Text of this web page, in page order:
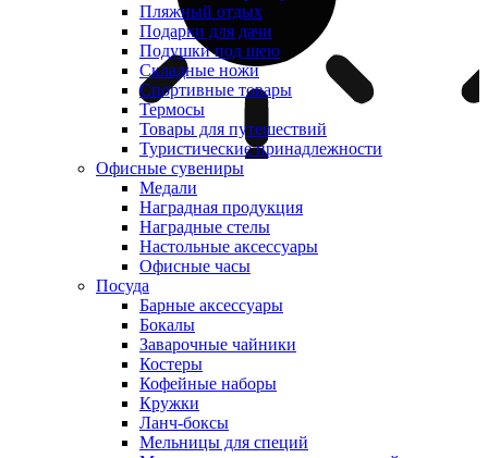
Пляжный отдых
Подарки для дачи
Подушки под шею
Складные ножи
Спортивные товары
Термосы
Товары для путешествий
Туристические принадлежности
Офисные сувениры
Медали
Наградная продукция
Наградные стелы
Настольные аксессуары
Офисные часы
Посуда
Барные аксессуары
Бокалы
Заварочные чайники
Костеры
Кофейные наборы
Кружки
Ланч-боксы
Мельницы для специй